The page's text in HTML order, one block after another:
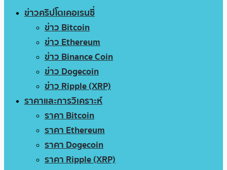
ข่าวคริปโตเคอเรนซี่
ข่าว Bitcoin
ข่าว Ethereum
ข่าว Binance Coin
ข่าว Dogecoin
ข่าว Ripple (XRP)
ราคาและการวิเคราะห์
ราคา Bitcoin
ราคา Ethereum
ราคา Dogecoin
ราคา Ripple (XRP)